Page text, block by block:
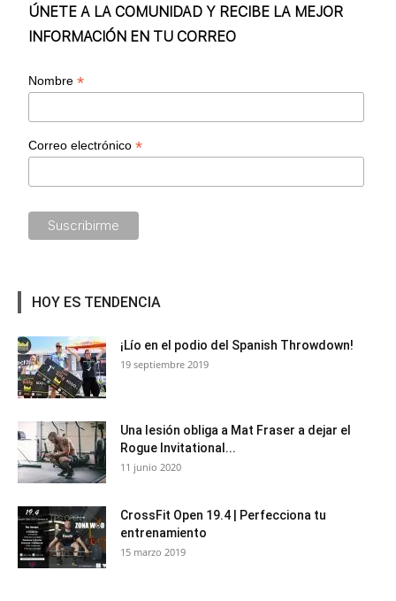
ÚNETE A LA COMUNIDAD Y RECIBE LA MEJOR
INFORMACIÓN EN TU CORREO
Nombre*
Correo electrónico*
HOY ES TENDENCIA
¡Lío en el podio del Spanish Throwdown!
19 septiembre 2019
Una lesión obliga a Mat Fraser a dejar el
Rogue Invitational...
11 junio 2020
CrossFit Open 19.4 | Perfecciona tu
entrenamiento
15 marzo 2019